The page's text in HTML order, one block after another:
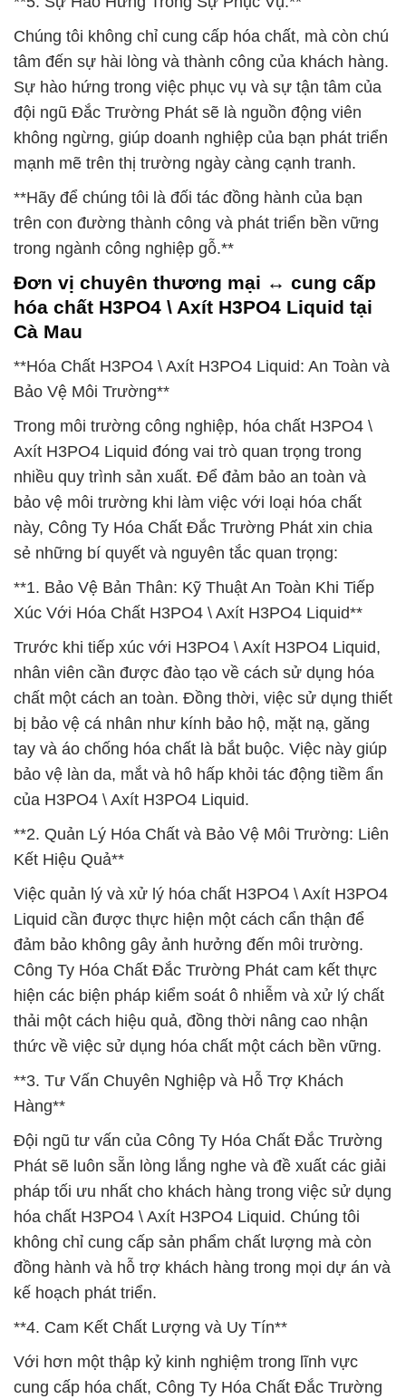
Chúng tôi không chỉ cung cấp hóa chất, mà còn chú
tâm đến sự hài lòng và thành công của khách hàng.
Sự hào hứng trong việc phục vụ và sự tận tâm của
đội ngũ Đắc Trường Phát sẽ là nguồn động viên
không ngừng, giúp doanh nghiệp của bạn phát triển
mạnh mẽ trên thị trường ngày càng cạnh tranh.
**Hãy để chúng tôi là đối tác đồng hành của bạn
trên con đường thành công và phát triển bền vững
trong ngành công nghiệp gỗ.**
Đơn vị chuyên thương mại ↔ cung cấp
hóa chất H3PO4 \ Axít H3PO4 Liquid tại
Cà Mau
**Hóa Chất H3PO4 \ Axít H3PO4 Liquid: An Toàn và
Bảo Vệ Môi Trường**
Trong môi trường công nghiệp, hóa chất H3PO4 \
Axít H3PO4 Liquid đóng vai trò quan trọng trong
nhiều quy trình sản xuất. Để đảm bảo an toàn và
bảo vệ môi trường khi làm việc với loại hóa chất
này, Công Ty Hóa Chất Đắc Trường Phát xin chia
sẻ những bí quyết và nguyên tắc quan trọng:
**1. Bảo Vệ Bản Thân: Kỹ Thuật An Toàn Khi Tiếp
Xúc Với Hóa Chất H3PO4 \ Axít H3PO4 Liquid**
Trước khi tiếp xúc với H3PO4 \ Axít H3PO4 Liquid,
nhân viên cần được đào tạo về cách sử dụng hóa
chất một cách an toàn. Đồng thời, việc sử dụng thiết
bị bảo vệ cá nhân như kính bảo hộ, mặt nạ, găng
tay và áo chống hóa chất là bắt buộc. Việc này giúp
bảo vệ làn da, mắt và hô hấp khỏi tác động tiềm ẩn
của H3PO4 \ Axít H3PO4 Liquid.
**2. Quản Lý Hóa Chất và Bảo Vệ Môi Trường: Liên
Kết Hiệu Quả**
Việc quản lý và xử lý hóa chất H3PO4 \ Axít H3PO4
Liquid cần được thực hiện một cách cẩn thận để
đảm bảo không gây ảnh hưởng đến môi trường.
Công Ty Hóa Chất Đắc Trường Phát cam kết thực
hiện các biện pháp kiểm soát ô nhiễm và xử lý chất
thải một cách hiệu quả, đồng thời nâng cao nhận
thức về việc sử dụng hóa chất một cách bền vững.
**3. Tư Vấn Chuyên Nghiệp và Hỗ Trợ Khách
Hàng**
Đội ngũ tư vấn của Công Ty Hóa Chất Đắc Trường
Phát sẽ luôn sẵn lòng lắng nghe và đề xuất các giải
pháp tối ưu nhất cho khách hàng trong việc sử dụng
hóa chất H3PO4 \ Axít H3PO4 Liquid. Chúng tôi
không chỉ cung cấp sản phẩm chất lượng mà còn
đồng hành và hỗ trợ khách hàng trong mọi dự án và
kế hoạch phát triển.
**4. Cam Kết Chất Lượng và Uy Tín**
Với hơn một thập kỷ kinh nghiệm trong lĩnh vực
cung cấp hóa chất, Công Ty Hóa Chất Đắc Trường